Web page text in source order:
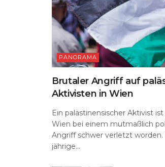
PANORAMA
Brutaler Angriff auf
Aktivisten in Wien
Ein palästinensischer Aktivist
Wien bei einem mutmaßlich
Angriff schwer verletzt worden.
jährige...